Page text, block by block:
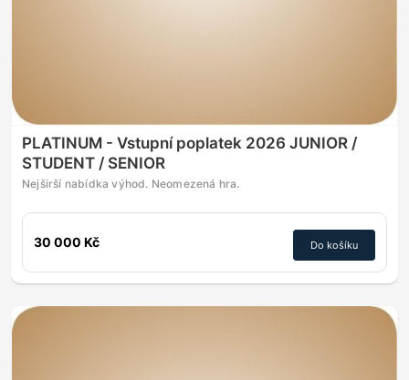
PLATINUM - Vstupní poplatek 2026 JUNIOR /
STUDENT / SENIOR
Nejširší nabídka výhod. Neomezená hra.
30 000 Kč Do košíku